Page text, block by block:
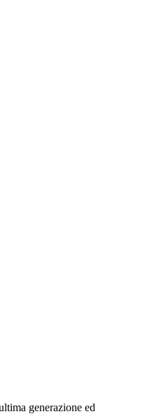
generazione ed